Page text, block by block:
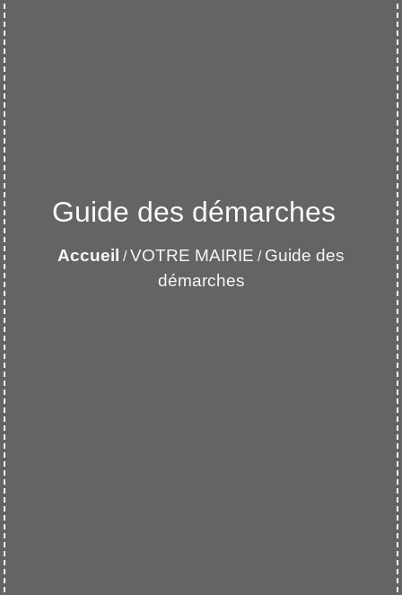
Guide des démarches
Accueil /VOTRE MAIRIE / Guide des
démarches